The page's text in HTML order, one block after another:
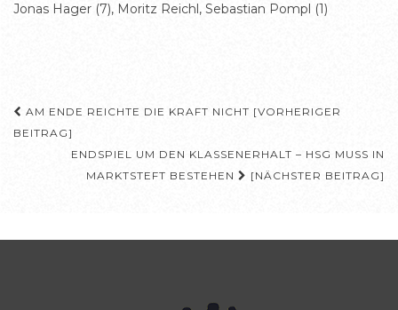
Jonas Hager (7), Moritz Reichl, Sebastian Pompl (1)
Beitragsnavigation
AM ENDE REICHTE DIE KRAFT NICHT [VORHERIGER
BEITRAG]
ENDSPIEL UM DEN KLASSENERHALT – HSG MUSS IN
MARKTSTEFT BESTEHEN
[NÄCHSTER BEITRAG]